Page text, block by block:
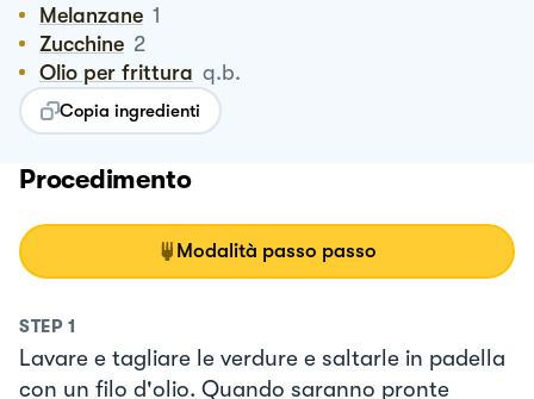
Melanzane 1
Zucchine 2
Olio per frittura q.b.
Copia ingredienti
Procedimento
Modalità passo passo
STEP 1
Lavare e tagliare le verdure e saltarle in padella
con un filo d'olio. Quando saranno pronte